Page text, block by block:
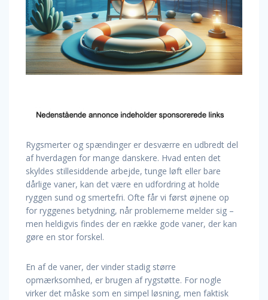
Rygsmerter og spændinger er desværre en udbredt del
af hverdagen for mange danskere. Hvad enten det
skyldes stillesiddende arbejde, tunge løft eller bare
dårlige vaner, kan det være en udfordring at holde
ryggen sund og smertefri. Ofte får vi først øjnene op
for ryggenes betydning, når problemerne melder sig –
men heldigvis findes der en række gode vaner, der kan
gøre en stor forskel.
En af de vaner, der vinder stadig større
opmærksomhed, er brugen af rygstøtte. For nogle
virker det måske som en simpel løsning, men faktisk